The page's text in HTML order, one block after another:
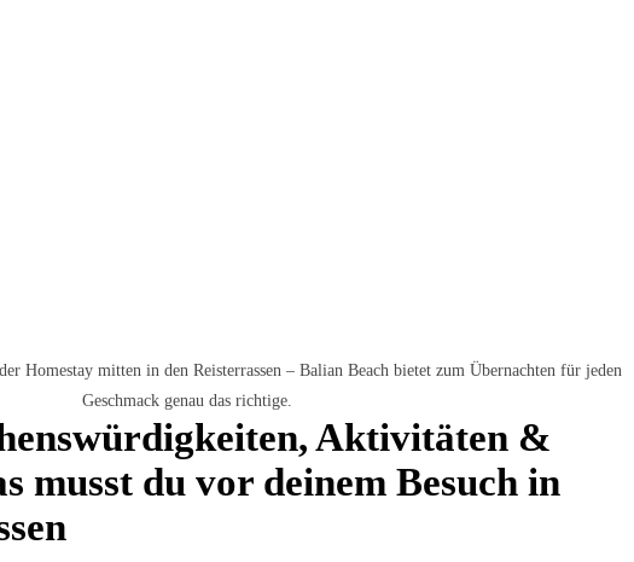
Homestay mitten in den Reisterrassen – Balian Beach bietet zum Übernachten für jeden
Geschmack genau das richtige.
Aktivitäten &
musst du vor deinem Besuch in